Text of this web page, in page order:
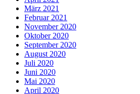
März 2021
Februar 2021
November 2020
Oktober 2020
September 2020
August 2020
Juli 2020
Juni 2020
Mai 2020
April 2020